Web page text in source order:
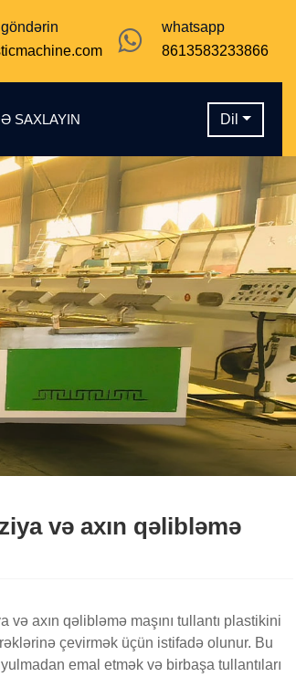
whatsapp
8613583233866
SAXLAYIN Dil
və axın qəlibləmə
və axın qəlibləmə maşını tullantı plastikini
çevirmək üçün istifadə olunur. Bu
emal etmək və birbaşa tullantıları